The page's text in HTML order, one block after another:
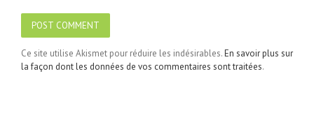
Ce site utilise Akismet pour réduire les indésirables.En savoir plus sur
la façon dont les données de vos commentaires sont traitées.